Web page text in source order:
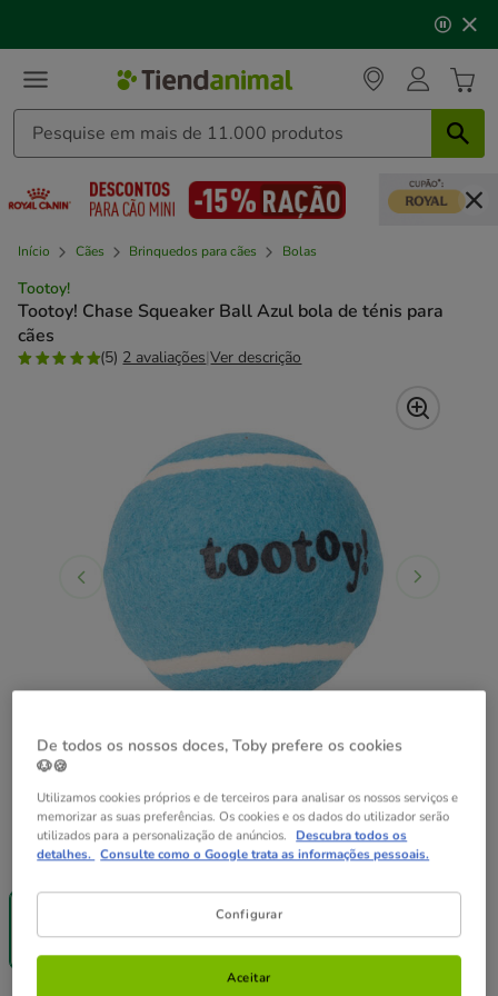
mensagem,
Início Cães Brinquedos para cães Bolas
Tootoy!
Tootoy! Chase Squeaker Ball Azul bola de ténis para
cães
(5) 2 avaliações|Ver descrição
Quantidades:1 ud.
1 ud.
-25% na 2ª
1.49€
De todos os nossos doces, Toby prefere os cookies
🐶🍪
Utilizamos cookies próprios e de terceiros para analisar os nossos serviços e
memorizar as suas preferências. Os cookies e os dados do utilizador serão
utilizados para a personalização de anúncios. Descubra todos os
detalhes. Consulte como o Google trata as informações pessoais.
Configurar
Aceitar